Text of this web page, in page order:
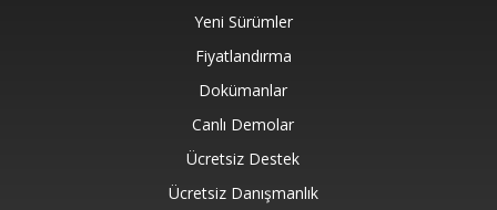
Yeni Sürümler
Fiyatlandırma
Dokümanlar
Canlı Demolar
Ücretsiz Destek
Ücretsiz Danışmanlık